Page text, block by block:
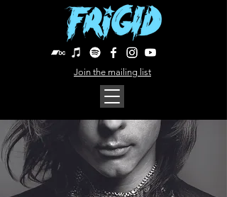
Join the mailing list